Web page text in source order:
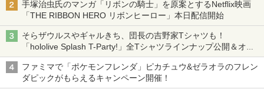
手塚治虫氏のマンガ「リボンの騎士」を原案とするNetflix映画
「THE RIBBON HERO リボンヒーロー」本日配信開始
そらザウルスやギャルきち、団長の吉野家Tシャツも！
「hololive Splash T-Party!」全Tシャツラインナップ公開＆オン
ライン販売開始
ファミマで「ポケモンフレンダ」ピカチュウ&ゼラオラのフレン
ダピックがもらえるキャンペーン開催！